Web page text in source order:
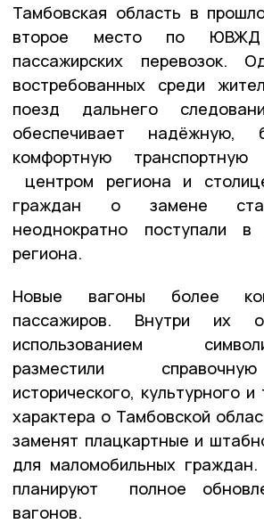
Тамбовская область в
второе место по
пассажирских перевозок.
востребованных среди
поезд дальнего
обеспечивает надёжную,
комфортную
центром региона и
граждан о замене
неоднократно поступали в
региона.
Новые вагоны более
пассажиров. Внутри
использованием
разместили
исторического, культурного и
характера о Тамбовской
заменят плацкартные и
для маломобильных
планируют полное
вагонов.